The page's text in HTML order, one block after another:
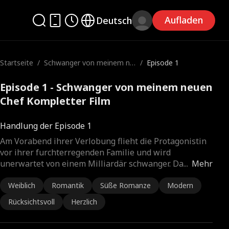
Deutsch Aufladen
Startseite / Schwanger von meinem ne
/ Episode 1
Episode 1 - Schwanger von meinem neuen
Chef Kompletter Film
Handlung der Episode 1
Mehr
Am Vorabend ihrer Verlobung flieht die Protagonistin
vor ihrer furchterregenden Familie und wird
unerwartet von einem Milliardär schwanger. Da...
Weiblich Romantik Süße Romanze
Modern
Rücksichtsvoll
Herzlich